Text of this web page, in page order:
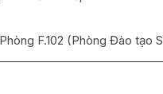
F.102 (Phòng Đào tạo